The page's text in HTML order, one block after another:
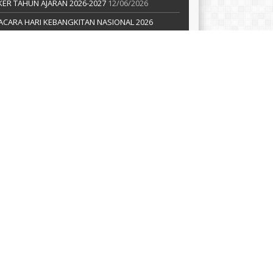
TAHUN AJARAN 2026-2027 12/06/2026
HARI KEBANGKITAN NASIONAL 2026
2026